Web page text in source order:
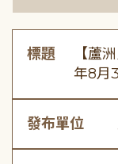
標題
【蘆
年8月
發布單位